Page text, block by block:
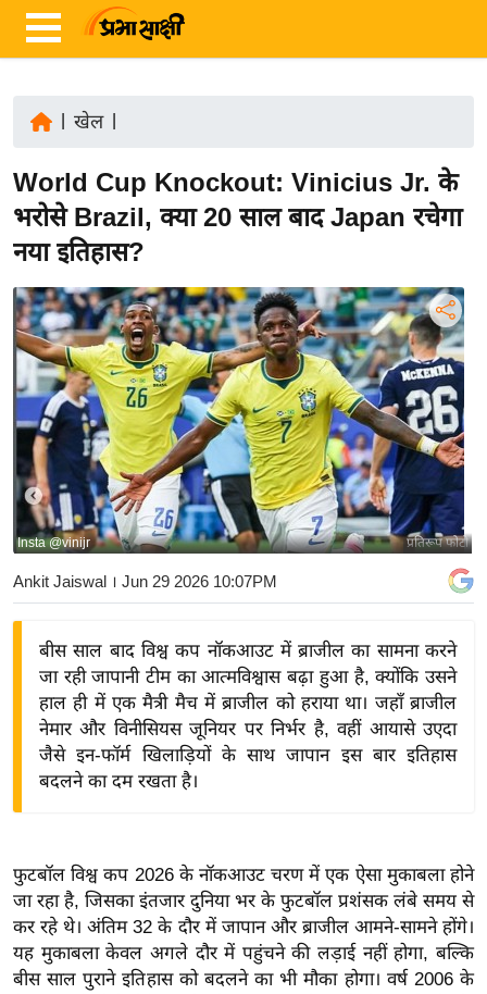
ज़ा
ख
र
रा
ष्ट्री
य
अं
त
र्रा
ष्ट्री
य
बि
ज़
ने
द्यो
शे
ष
ज्ञ
रा
य
खेल|
World Cup Knockout: Vinicius Jr. के
भरोसे Brazil, क्या 20 साल बाद Japan रचेगा
नया इतिहास?
प्रतिरूप फोटो
Insta @vinijr
Ankit Jaiswal । Jun 29 2026 10:07PM
बीस साल बाद विश्व कप नॉकआउट में ब्राजील का सामना करने
जा रही जापानी टीम का आत्मविश्वास बढ़ा हुआ है, क्योंकि उसने
हाल ही में एक मैत्री मैच में ब्राजील को हराया था। जहाँ ब्राजील
नेमार और विनीसियस जूनियर पर निर्भर है, वहीं आयासे उएदा
जैसे इन-फॉर्म खिलाड़ियों के साथ जापान इस बार इतिहास
बदलने का दम रखता है।
फुटबॉल विश्व कप 2026 के नॉकआउट चरण में एक ऐसा मुकाबला होने
जा रहा है, जिसका इंतजार दुनिया भर के फुटबॉल प्रशंसक लंबे समय से
कर रहे थे। अंतिम 32 के दौर में जापान और ब्राजील आमने-सामने होंगे।
यह मुकाबला केवल अगले दौर में पहुंचने की लड़ाई नहीं होगा, बल्कि
बीस साल पुराने इतिहास को बदलने का भी मौका होगा। वर्ष 2006 के